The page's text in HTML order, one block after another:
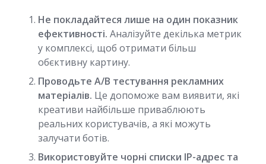
Не покладайтеся лише на один показник
ефективності. Аналізуйте декілька метрик
у комплексі, щоб отримати більш
обєктивну картину.
Проводьте A/B тестування рекламних
матеріалів. Це допоможе вам виявити, які
креативи найбільше приваблюють
реальних користувачів, а які можуть
залучати ботів.
Використовуйте чорні списки IP-адрес та